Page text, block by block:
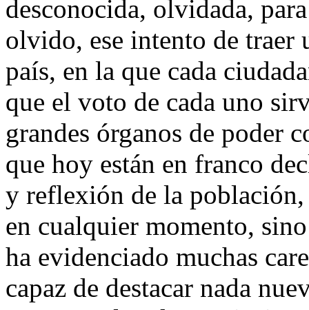
desconocida, olvidada,
olvido, ese intento de traer
país, en la que cada
que el voto de cada uno
grandes órganos de poder
que hoy están en franco
y reflexión de la población,
en cualquier momento,
ha evidenciado muchas
capaz de destacar nada